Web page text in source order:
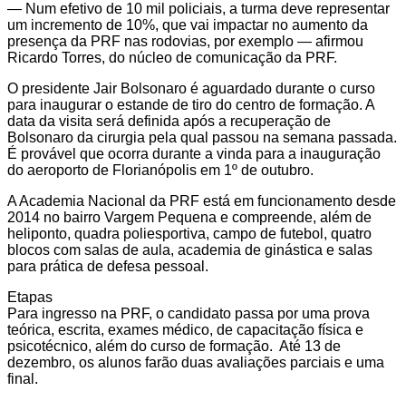
— Num efetivo de 10 mil policiais, a turma deve representar
um incremento de 10%, que vai impactar no aumento da
presença da PRF nas rodovias, por exemplo — afirmou
Ricardo Torres, do núcleo de comunicação da PRF.
O presidente Jair Bolsonaro é aguardado durante o curso
para inaugurar o estande de tiro do centro de formação. A
data da visita será definida após a recuperação de
Bolsonaro da cirurgia pela qual passou na semana passada.
É provável que ocorra durante a vinda para a inauguração
do aeroporto de Florianópolis em 1º de outubro.
A Academia Nacional da PRF está em funcionamento desde
2014 no bairro Vargem Pequena e compreende, além de
heliponto, quadra poliesportiva, campo de futebol, quatro
blocos com salas de aula, academia de ginástica e salas
para prática de defesa pessoal.
Etapas
Para ingresso na PRF, o candidato passa por uma prova
teórica, escrita, exames médico, de capacitação física e
psicotécnico, além do curso de formação. Até 13 de
dezembro, os alunos farão duas avaliações parciais e uma
final.